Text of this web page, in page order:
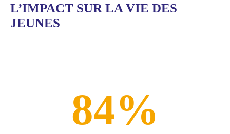
L’IMPACT SUR LA VIE DES
JEUNES
84%